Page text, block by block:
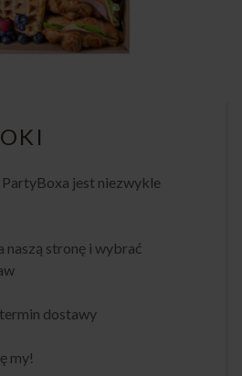
jest niezwykle
naszą stronę i wybrać
dostawy
my!